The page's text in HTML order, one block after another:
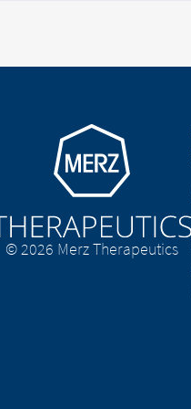
Go to homepage
© 2026 Merz Therapeutics